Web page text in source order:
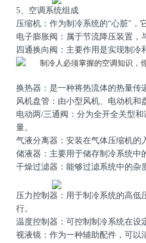
5、空调系统组成
压缩机：作为制冷系统的“心脏"，
电子膨胀阀：属于节流降压装置，
四通换向阀：主要作用是实现制
换热器：是一种将热流体的热量传
风机盘管：由小型风机、电动机和
电动两/三通阀：分为全开全关型
量。
气液分离器：安装在气体压缩机的
储液器：主要用于储存制冷系统中
干燥过滤器：能够过滤系统中的杂
压力控制器：用于制冷系统的高低
行。
温度控制器：可控制制冷系统在设
视液镜：作为一种辅助配件，可以